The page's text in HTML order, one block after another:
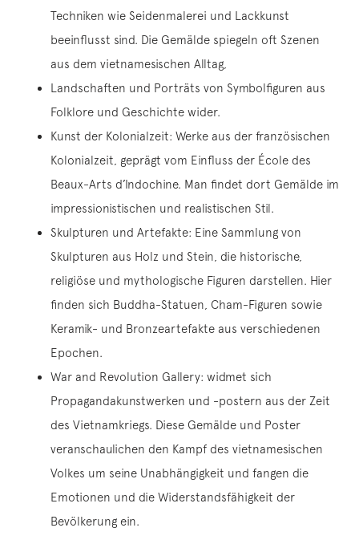
Techniken wie Seidenmalerei und Lackkunst
beeinflusst sind. Die Gemälde spiegeln oft Szenen
aus dem vietnamesischen Alltag,
Landschaften und Porträts von Symbolfiguren aus
Folklore und Geschichte wider.
Kunst der Kolonialzeit: Werke aus der französischen
Kolonialzeit, geprägt vom Einfluss der École des
Beaux-Arts d’Indochine. Man findet dort Gemälde im
impressionistischen und realistischen Stil.
Skulpturen und Artefakte: Eine Sammlung von
Skulpturen aus Holz und Stein, die historische,
religiöse und mythologische Figuren darstellen. Hier
finden sich Buddha-Statuen, Cham-Figuren sowie
Keramik- und Bronzeartefakte aus verschiedenen
Epochen.
War and Revolution Gallery: widmet sich
Propagandakunstwerken und -postern aus der Zeit
des Vietnamkriegs. Diese Gemälde und Poster
veranschaulichen den Kampf des vietnamesischen
Volkes um seine Unabhängigkeit und fangen die
Emotionen und die Widerstandsfähigkeit der
Bevölkerung ein.